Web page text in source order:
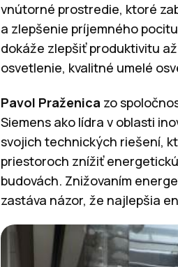
vnútorné prostredie, ktoré
a zlepšenie príjemného
dokáže zlepšiť produktivitu
osvetlenie, kvalitné umelé
Pavol Praženica zo
Siemens ako lídra v oblasti
svojich technických riešení,
priestoroch znížiť
budovách. Znižovaním
zastáva názor, že najlepšia